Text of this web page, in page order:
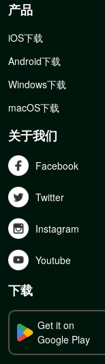
产品
iOS下载
Android下载
Windows下载
macOS下载
关于我们
Facebook
Twitter
Instagram
Youtube
下载
Get it on
Google Play